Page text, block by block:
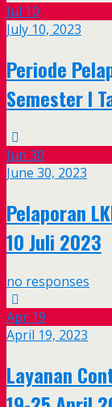
Jul 10
July 10, 2023
Periode
Semester I
Jun 30
June 30, 2023
Pelaporan
10 Juli 2023
no responses
Apr 19
April 19, 2023
Layanan